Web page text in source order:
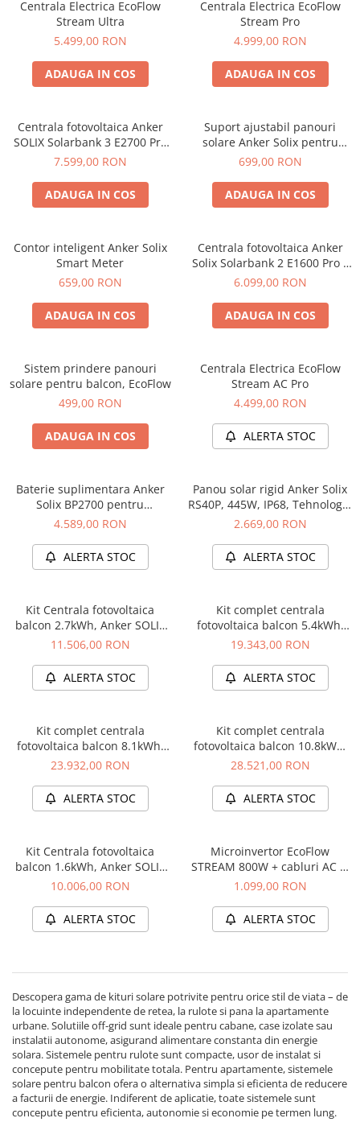
Acumulatori de stocare
Componente sisteme de balcon
Centrala Electrica EcoFlow
Stream Ultra
5.499,00 RON
ADAUGA IN COS
Centrala Electrica EcoFlow
Stream Pro
4.999,00 RON
ADAUGA IN COS
Centrala fotovoltaica Anker
SOLIX Solarbank 3 E2700 Pro
sistem Plug&Play DIY,
7.599,00 RON
ADAUGA IN COS
Suport ajustabil panouri
solare Anker Solix pentru
balcon set 2 perechi
699,00 RON
ADAUGA IN COS
Contor inteligent Anker Solix
Smart Meter
659,00 RON
ADAUGA IN COS
Centrala fotovoltaica Anker
Solix Solarbank 2 E1600 Pro –
sistem Plug&Play DIY cu
management inteligent al
energiei, 1600Wh, 2400W
6.099,00 RON
ADAUGA IN COS
Sistem prindere panouri
solare pentru balcon, EcoFlow
499,00 RON
ADAUGA IN COS
Centrala Electrica EcoFlow
Stream AC Pro
4.499,00 RON
ALERTA STOC
Baterie suplimentara Anker
Solix BP2700 pentru
Solarbank 3 E2700 Pro, 2.68
4.589,00 RON
ALERTA STOC
Panou solar rigid Anker Solix
RS40P, 445W, IP68, Tehnologie
IBC, set 2 buc
2.669,00 RON
ALERTA STOC
Kit Centrala fotovoltaica
balcon 2.7kWh, Anker SOLIX
Solarbank 3 E2700 Pro +
prindere
11.506,00 RON
ALERTA STOC
Kit complet centrala
fotovoltaica balcon 5.4kWh,
Anker SOLIX Solarbank 3
panouri 4 x 440W + sistem
prindere
19.343,00 RON
ALERTA STOC
Kit complet centrala
fotovoltaica balcon 8.1kWh,
Anker SOLIX Solarbank 3
panouri 4 x 440W + sistem
prindere
23.932,00 RON
ALERTA STOC
Kit complet centrala
fotovoltaica balcon 10.8kWh,
Anker SOLIX Solarbank 3
panouri 4 x 440W + sistem
prindere
28.521,00 RON
ALERTA STOC
Kit Centrala fotovoltaica
balcon 1.6kWh, Anker SOLIX
Solarbank 2 E1600 Pro +
prindere
10.006,00 RON
ALERTA STOC
Microinvertor EcoFlow
STREAM 800W + cabluri AC si
PV
1.099,00 RON
ALERTA STOC
Descopera gama de kituri solare potrivite pentru orice stil de viata – de
la locuinte independente de retea, la rulote si pana la apartamente
urbane. Solutiile off-grid sunt ideale pentru cabane, case izolate sau
instalatii autonome, asigurand alimentare constanta din energie
solara. Sistemele pentru rulote sunt compacte, usor de instalat si
concepute pentru mobilitate totala. Pentru apartamente, sistemele
solare pentru balcon ofera o alternativa simpla si eficienta de reducere
a facturii de energie. Indiferent de aplicatie, toate sistemele sunt
concepute pentru eficienta, autonomie si economie pe termen lung.